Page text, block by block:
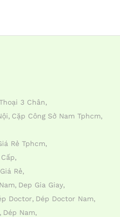
3 Chân
Cặp Công Sở Nam Tphcm
Rẻ Tphcm
Rẻ
Dep Gia Giay
Doctor Dép Doctor Nam
Dép Nam